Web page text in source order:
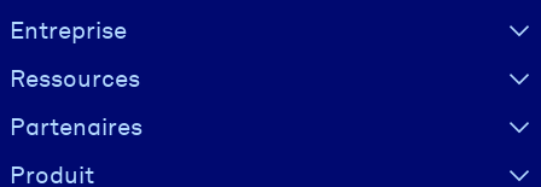
Visually hidden Text
Entreprise
Ressources
Partenaires
Produit